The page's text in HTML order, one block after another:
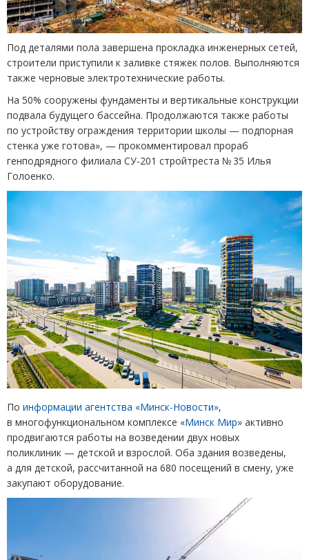
Под деталями пола завершена прокладка инженерных сетей,
строители приступили к заливке стяжек полов. Выполняются
также черновые электротехнические работы.
На 50% сооружены фундаменты и вертикальные конструкции
подвала будущего бассейна. Продолжаются также работы
по устройству ограждения территории школы — подпорная
стенка уже готова», — прокомментировал прораб
генподрядного филиала СУ-201 стройтреста № 35 Илья
Голоенко.
По информации агентства «Минск-Новости»,
в многофункциональном комплексе «Минск Мир» активно
продвигаются работы на возведении двух новых
поликлиник — детской и взрослой. Оба здания возведены,
а для детской, рассчитанной на 680 посещений в смену, уже
закупают оборудование.